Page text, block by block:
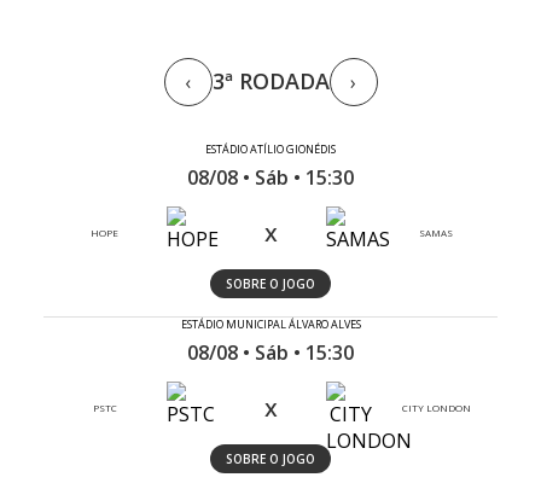
‹ 3ª RODADA ›
ESTÁDIO ATÍLIO GIONÉDIS
08/08 • Sáb • 15:30
HOPE x SAMAS
SOBRE O JOGO
ESTÁDIO MUNICIPAL ÁLVARO ALVES
08/08 • Sáb • 15:30
PSTC x CITY LONDON
SOBRE O JOGO